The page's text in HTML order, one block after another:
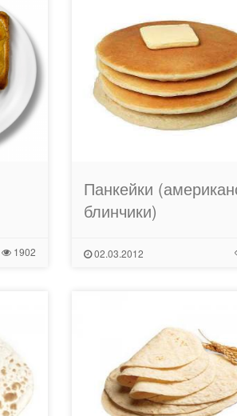
1902
Панкейки
блинчики)
02.03.2012